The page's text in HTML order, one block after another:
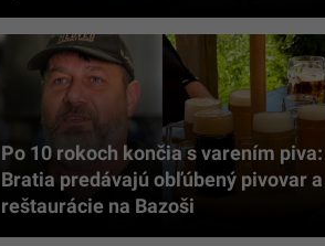
Po 10 rokoch končia s varením piva:
Bratia predávajú obľúbený pivovar a
reštaurácie na Bazoši